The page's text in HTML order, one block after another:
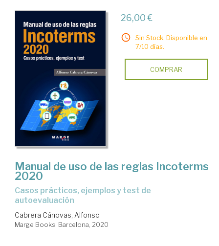
26,00 €
Sin Stock. Disponible en
7/10 días.
COMPRAR
Manual de uso de las reglas Incoterms
2020
casos prácticos, ejemplos y test de
autoevaluación
Cabrera Cánovas, Alfonso
Marge Books. Barcelona, 2020